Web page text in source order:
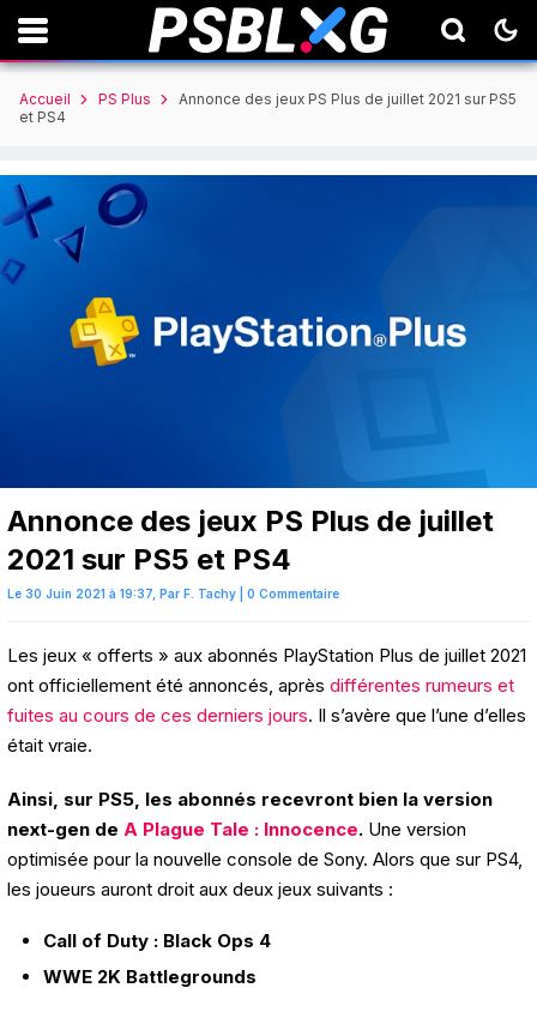
Accueil PS Plus
Annonce des jeux PS Plus de juillet 2021 sur PS5
et PS4
Annonce des jeux PS Plus de juillet
2021 sur PS5 et PS4
Le 30 Juin 2021 à 19:37, Par F. Tachy 0 Commentaire
Les jeux « offerts » aux abonnés PlayStation Plus de juillet 2021
ont officiellement été annoncés, après différentes rumeurs et
fuites au cours de ces derniers jours. Il s’avère que l’une d’elles
était vraie.
Ainsi, sur PS5, les abonnés recevront bien la version
next-gen de A Plague Tale : Innocence. Une version
optimisée pour la nouvelle console de Sony. Alors que sur PS4,
les joueurs auront droit aux deux jeux suivants :
Call of Duty : Black Ops 4
WWE 2K Battlegrounds